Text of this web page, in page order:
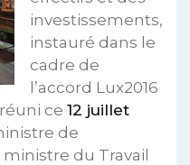
investissements,
instauré dans le
cadre de
l’accord Lux2016
ce 12 juillet
de
du Travail